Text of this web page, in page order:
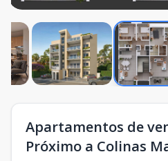
Apartamentos de
Próximo a Colinas